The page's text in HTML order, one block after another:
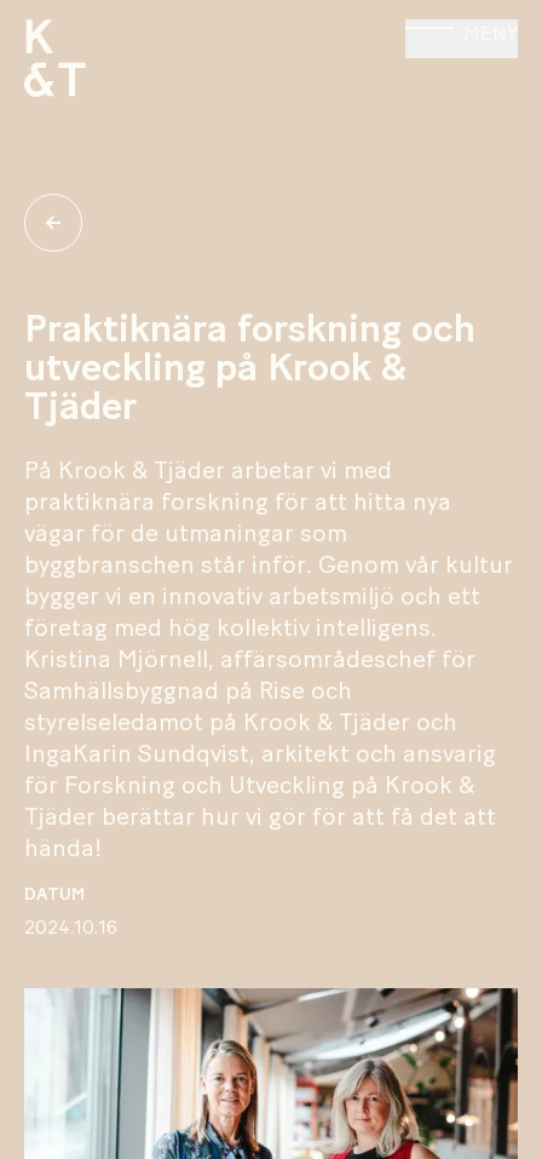
Praktiknära forskning och
utveckling på Krook &
Tjäder
DATUM
2024.10.16
På Krook & Tjäder arbetar vi med
praktiknära forskning för att hitta nya
vägar för de utmaningar som
byggbranschen står inför. Genom vår kultur
bygger vi en innovativ arbetsmiljö och ett
företag med hög kollektiv intelligens.
Kristina Mjörnell, affärsområdeschef för
Samhällsbyggnad på Rise och
styrelseledamot på Krook & Tjäder och
IngaKarin Sundqvist, arkitekt och ansvarig
för Forskning och Utveckling på Krook &
Tjäder berättar hur vi gör för att få det att
hända!